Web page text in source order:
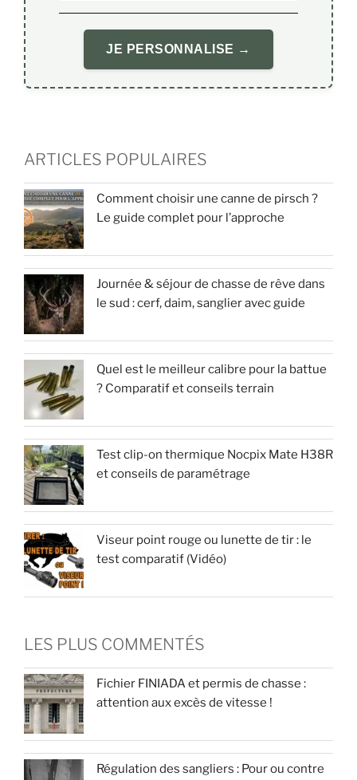
JE PERSONNALISE →
ARTICLES POPULAIRES
Comment choisir une canne de pirsch ?
Le guide complet pour l’approche
Journée & séjour de chasse de rêve dans
le sud : cerf, daim, sanglier avec guide
Quel est le meilleur calibre pour la battue
? Comparatif et conseils terrain
Test clip-on thermique Nocpix Mate H38R
et conseils de paramétrage
Viseur point rouge ou lunette de tir : le
test comparatif (Vidéo)
LES PLUS COMMENTÉS
Fichier FINIADA et permis de chasse :
attention aux excès de vitesse !
Régulation des sangliers : Pour ou contre